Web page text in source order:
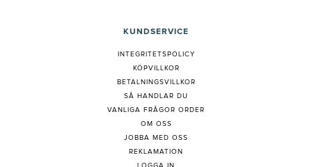
KUNDSERVICE
INTEGRITETSPOLICY
KÖPVILLKOR
BETALNINGSVILLKOR
SÅ HANDLAR DU
VANLIGA FRÅGOR ORDER
OM OSS
JOBBA MED OSS
REKLAMATION